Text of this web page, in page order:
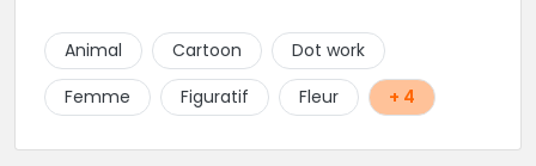
découvrir son super shop !
Animal Cartoon
Dot work
Femme
Figuratif Fleur + 4